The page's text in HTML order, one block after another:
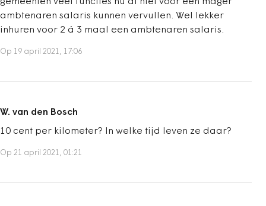
ambtenaren salaris kunnen vervullen. Wel lekker
inhuren voor 2 á 3 maal een ambtenaren salaris.
Op 19 april 2021, 17:06
W. van den Bosch
10 cent per kilometer? In welke tijd leven ze daar?
Op 21 april 2021, 01:21